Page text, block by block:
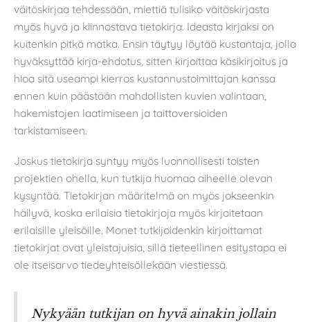
väitöskirjaa tehdessään, miettiä tulisiko väitöskirjasta
myös hyvä ja kiinnostava tietokirja. Ideasta kirjaksi on
kuitenkin pitkä matka. Ensin täytyy löytää kustantaja, jolla
hyväksyttää kirja-ehdotus, sitten kirjoittaa käsikirjoitus ja
hioa sitä useampi kierros kustannustoimittajan kanssa
ennen kuin päästään mahdollisten kuvien valintaan,
hakemistojen laatimiseen ja taittoversioiden
tarkistamiseen.
Joskus tietokirja syntyy myös luonnollisesti toisten
projektien ohella, kun tutkija huomaa aiheelle olevan
kysyntää. Tietokirjan määritelmä on myös jokseenkin
häilyvä, koska erilaisia tietokirjoja myös kirjoitetaan
erilaisille yleisöille. Monet tutkijoidenkin kirjoittamat
tietokirjat ovat yleistajuisia, sillä tieteellinen esitystapa ei
ole itseisarvo tiedeyhteisöllekään viestiessä.
Nykyään tutkijan on hyvä ainakin jollain